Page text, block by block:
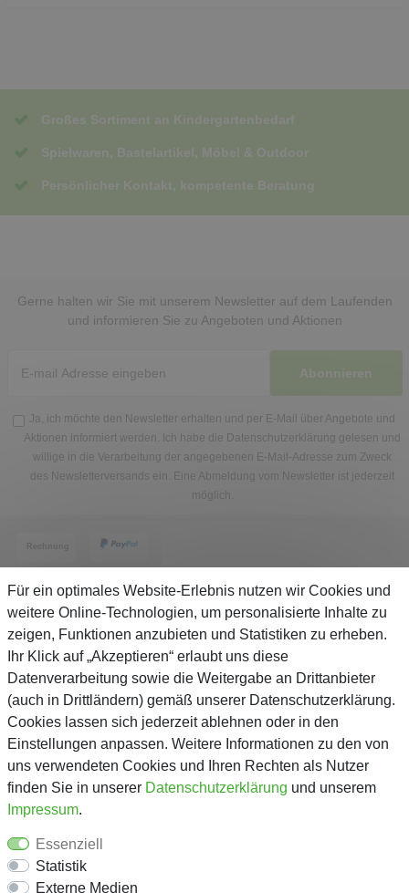
Großes Sortiment an Kindergartenbedarf
Spielwaren, Bastelartikel, Möbel & Outdoor
Persönlicher Kontakt, kompetente Beratung
Gerne halten wir Sie mit unserem Newsletter auf dem Laufenden
und informieren Sie zu Angeboten und Aktionen
Abonnieren
Ja, ich möchte den Newsletter erhalten und per E-Mail über Angebote und
Aktionen informiert werden. Ich habe die Datenschutzerklärung gelesen und
willige in die Verarbeitung der angegebenen E-Mail-Adresse zum Zweck
des Newsletterversands ein. Eine Abmeldung vom Newsletter ist jederzeit
möglich.
Service
Unternehmen
Kontaktformular
AGB
Datenschutz
Impressum
Für ein optimales Website-Erlebnis nutzen wir Cookies und
weitere Online-Technologien, um personalisierte Inhalte zu
zeigen, Funktionen anzubieten und Statistiken zu erheben.
Ihr Klick auf „Akzeptieren“ erlaubt uns diese
Datenverarbeitung sowie die Weitergabe an Drittanbieter
(auch in Drittländern) gemäß unserer Datenschutzerklärung.
Cookies lassen sich jederzeit ablehnen oder in den
Einstellungen anpassen. Weitere Informationen zu den von
uns verwendeten Cookies und Ihren Rechten als Nutzer
finden Sie in unserer Daten­schutz­erklärung und unserem
Impressum.
Essenziell
Statistik
Externe Medien